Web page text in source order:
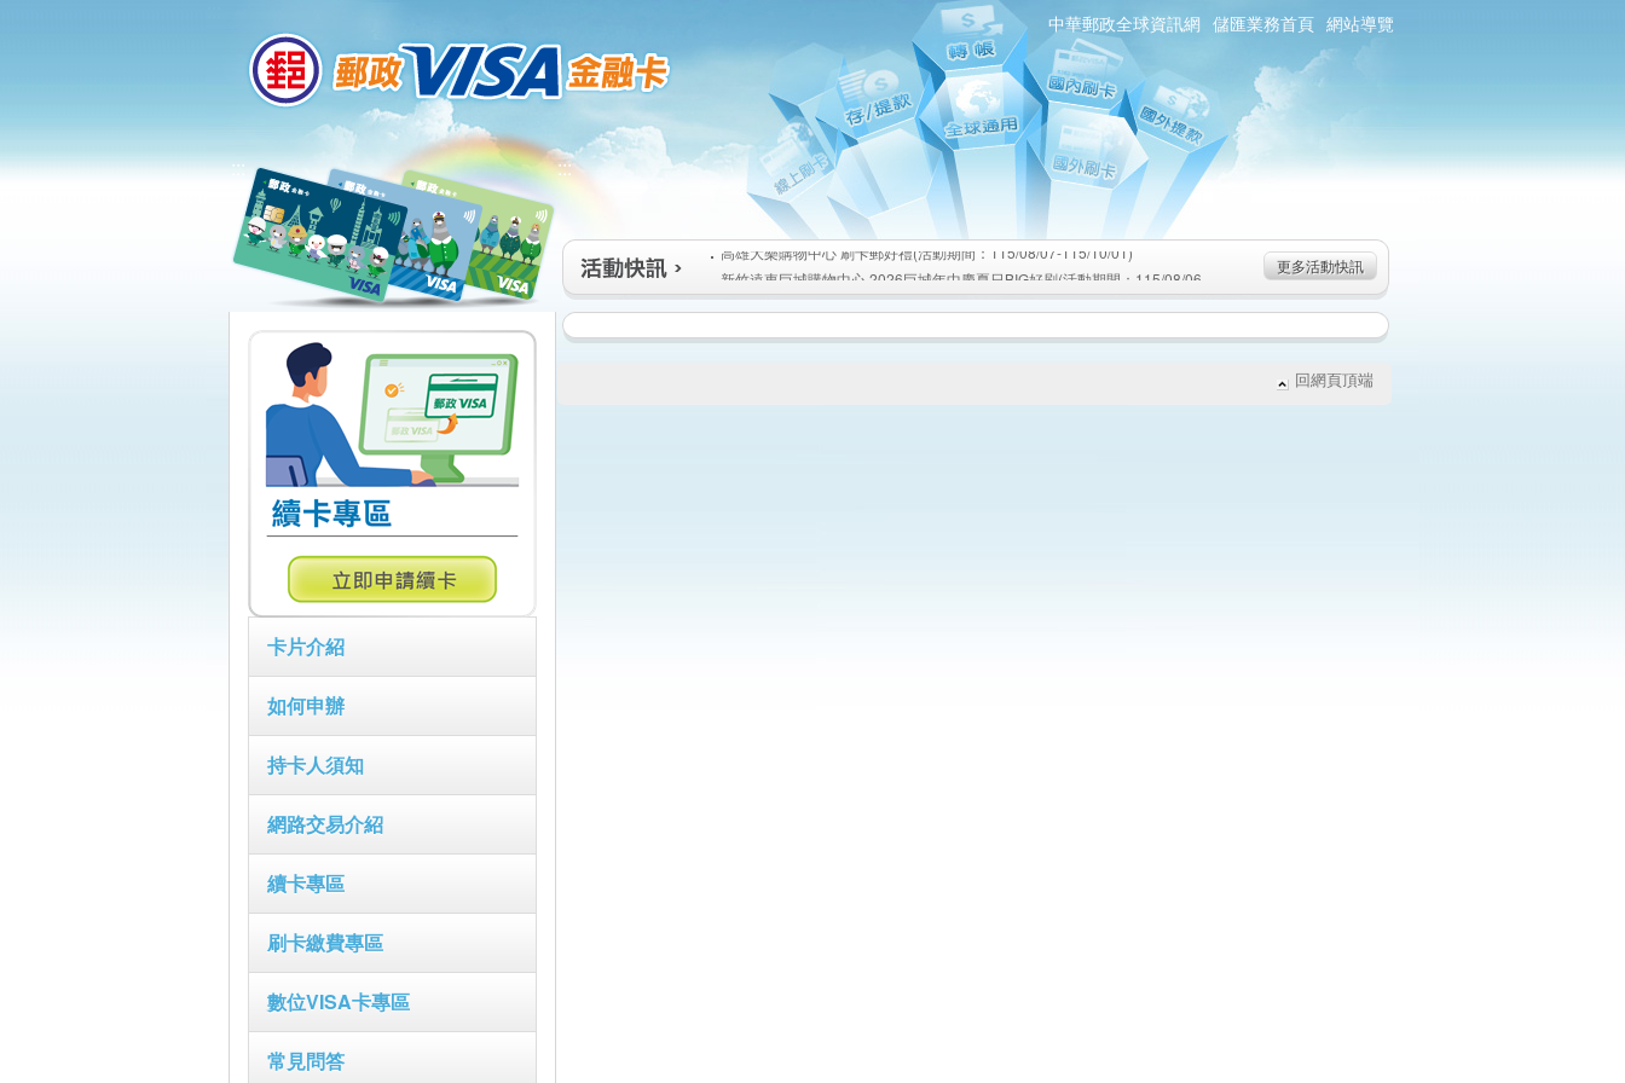
中華郵政全球資訊網 儲匯業務首頁 網站導覽
:::
卡片介紹
如何申辦
持卡人須知
網路交易介紹
續卡專區
刷卡繳費專區
數位VISA卡專區
常見問答
:::
高雄大樂購物中心 刷卡郵好禮(活動期間：115/08/07-115/10/01)
新竹遠東巨城購物中心 2026巨城年中慶夏日BIG好刷(活動期間：115/08/06-
115/08/26)
臺北三創生活 有點東西第2波 刷卡郵好禮(活動期間：115/08/06-115/09/02)
高雄大樂購物中心 刷卡郵好禮(活動期間：115/08/07-115/10/01)
新竹遠東巨城購物中心 2026巨城年中慶夏日BIG好刷(活動期間：115/08/06-
115/08/26)
更多活動快訊
回網頁頂端